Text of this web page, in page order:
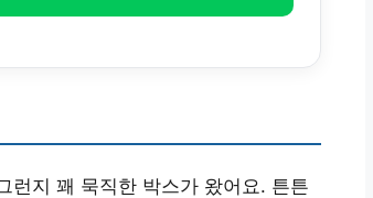
런지 꽤 묵직한 박스가 왔어요. 튼튼